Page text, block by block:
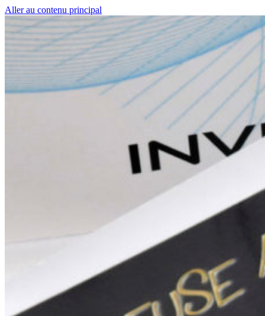
Aller au contenu principal